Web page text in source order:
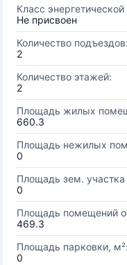
Класс
Не присвоен
Количество подъездов:
2
Количество этажей:
2
Площадь жилых
660.3
Площадь нежилых
0
Площадь зем.
0
Площадь помещений
469.3
Площадь парковки, м²:
0